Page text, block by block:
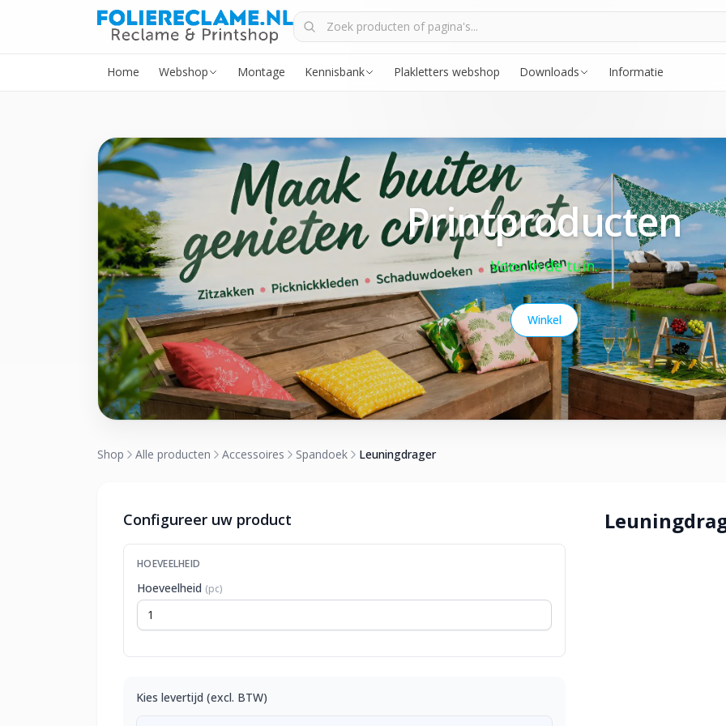
Home Webshop Montage Kennisbank Plakletters webshop Downloads Informatie
Printproducten
Voor in de tuin.
Winkel
Shop Alle producten Accessoires Spandoek Leuningdrager
Configureer uw product
HOEVEELHEID
Hoeveelheid (pc)
Kies levertijd (excl. BTW)